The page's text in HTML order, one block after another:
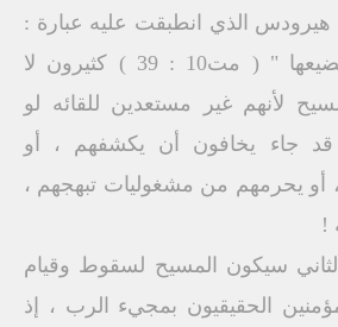
الذي انطبقت عليه عبارة :
" من وجد نفسه يضيعها " ( مت10 : 39 ) كثيرون لا
لأنهم غير مستعدين للقائه لو
جاء يخافون أن يكشفهم ، أو
يحرمهم من مشغوليات تبهجهم ،
!
سيكون المسيح لسقوط وقيام
الحقيقيون بمجيء الرب ، إذ